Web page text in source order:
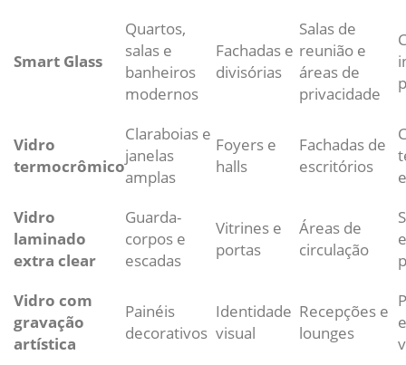
Smart Glass
Quartos,
salas e
banheiros
modernos
Fachadas e
divisórias
Salas de
reunião e
áreas de
privacidade
Vidro
termocrômico
Claraboias e
janelas
amplas
Foyers e
halls
Fachadas de
escritórios
Vidro
laminado
extra clear
Guarda-
corpos e
escadas
Vitrines e
portas
Áreas de
circulação
Vidro com
gravação
artística
Painéis
decorativos
Identidade
visual
Recepções e
lounges